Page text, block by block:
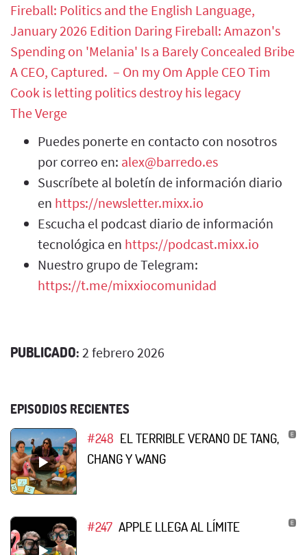
Fireball: Politics and the English Language,
January 2026 Edition Daring Fireball: Amazon's
Spending on 'Melania' Is a Barely Concealed Bribe
A CEO, Captured. – On my Om Apple CEO Tim
Cook is letting politics destroy his legacy
The Verge
Puedes ponerte en contacto con nosotros
por correo en: alex@barredo.es
Suscríbete al boletín de información diario
en https://newsletter.mixx.io
Escucha el podcast diario de información
tecnológica en https://podcast.mixx.io
Nuestro grupo de Telegram:
https://t.me/mixxiocomunidad
PUBLICADO: 2 febrero 2026
EPISODIOS RECIENTES
#248 EL TERRIBLE VERANO DE TANG,
CHANG Y WANG
#247 APPLE LLEGA AL LÍMITE